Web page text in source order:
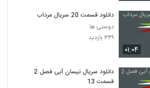
۰۱:۰۴
دانلود قسمت 20 سریال مرداب
دوستی ها
۳۴۹ بازدید
دانلود سریال نیسان آبی فصل 2
قسمت 13